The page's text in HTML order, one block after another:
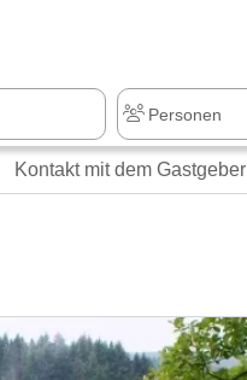
Kontakt mit dem Gastgeber